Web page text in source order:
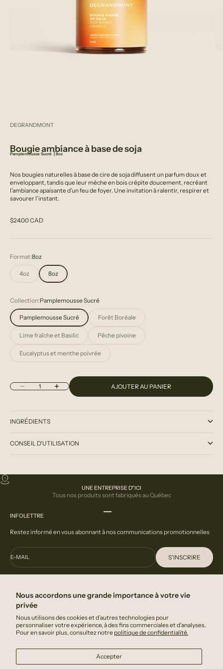
Nous accordons une grande importance à votre vie
privée
Nous utilisons des cookies et d’autres technologies pour
personnaliser votre expérience, à des fins commerciales et d’analyses.
Pour en savoir plus, consultez notre politique de confidentialité.
Accepter
DEGRANDMONT
Bougie ambiance à base de soja
Pamplemousse Sucré ⎟ 8oz
Nos bougies naturelles à base de cire de soja diffusent un parfum doux et
enveloppant, tandis que leur mèche en bois crépite doucement, recréant
l’ambiance apaisante d’un feu de foyer. Une invitation à ralentir, respirer et
savourer l’instant.
Prix de vente
$24.00 CAD
Format:8oz
4oz 8oz
Collection:Pamplemousse Sucré
Pamplemousse Sucré Forêt Boréale
Lime fraîche et Basilic Pêche pivoine
Eucalyptus et menthe poivrée
Diminuer la quantitéAugmenter la quantité AJOUTER AU PANIER
INGRÉDIENTS
CONSEIL D'UTILISATION
UNE ENTREPRISE D"ICI
Tous nos produits sont fabriqués au Québec
INFOLETTRE
Restez informé en vous abonnant à nos communications promotionnelles
E-MAIL S'INSCRIRE
FAQ
Nous contacter
Politique de confidentialité